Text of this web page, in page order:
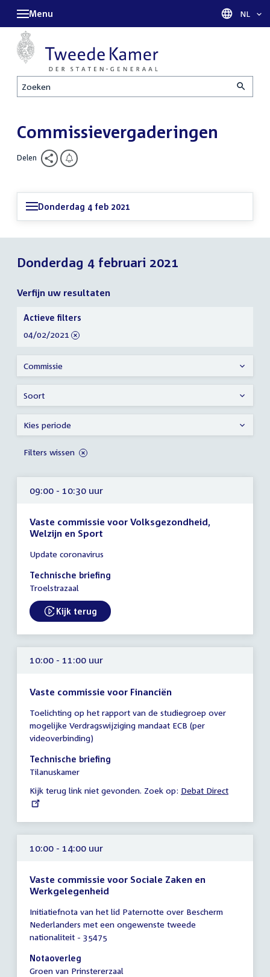
Zoeken
Menu Taal
NL
Commissievergaderingen
Delen
Donderdag 4 feb 2021
Donderdag 4 februari 2021
Verfijn uw resultaten
09:00 - 10:30 uur
Vaste commissie voor Volksgezondheid,
Welzijn en Sport
vergadering
09:00
-
uur
Update coronavirus
Technische briefing
Troelstrazaal
External link:
Kijk terug
10:00 - 11:00 uur
Vaste commissie voor Financiën
vergadering
10:00
-
11:00
uur
Toelichting op het rapport van de studiegroep over
mogelijke Verdragswijziging mandaat ECB (per
videoverbinding)
Technische briefing
Tilanuskamer
Kijk terug link niet gevonden. Zoek op: External
Debat Direct
10:00 - 14:00 uur
Vaste commissie voor Sociale Zaken en
Werkgelegenheid
vergadering
10:00
-
14:00
uur
Initiatiefnota van het lid Paternotte over Bescherm
Nederlanders met een ongewenste tweede
nationaliteit - 35475
Notaoverleg
Groen van Prinstererzaal
Verfijn
uw
resultaten
Actieve filters
verwijder
04/02/2021
Commissie
Soort
Kies periode
Filters wissen